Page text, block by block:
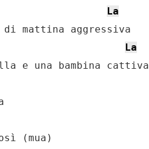
La
mattina aggressiva
La
e una bambina cattiva